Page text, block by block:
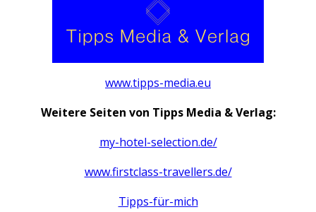
www.tipps-media.eu
Weitere Seiten von Tipps Media & Verlag:
my-hotel-selection.de/
www.firstclass-travellers.de/
Tipps-für-mich